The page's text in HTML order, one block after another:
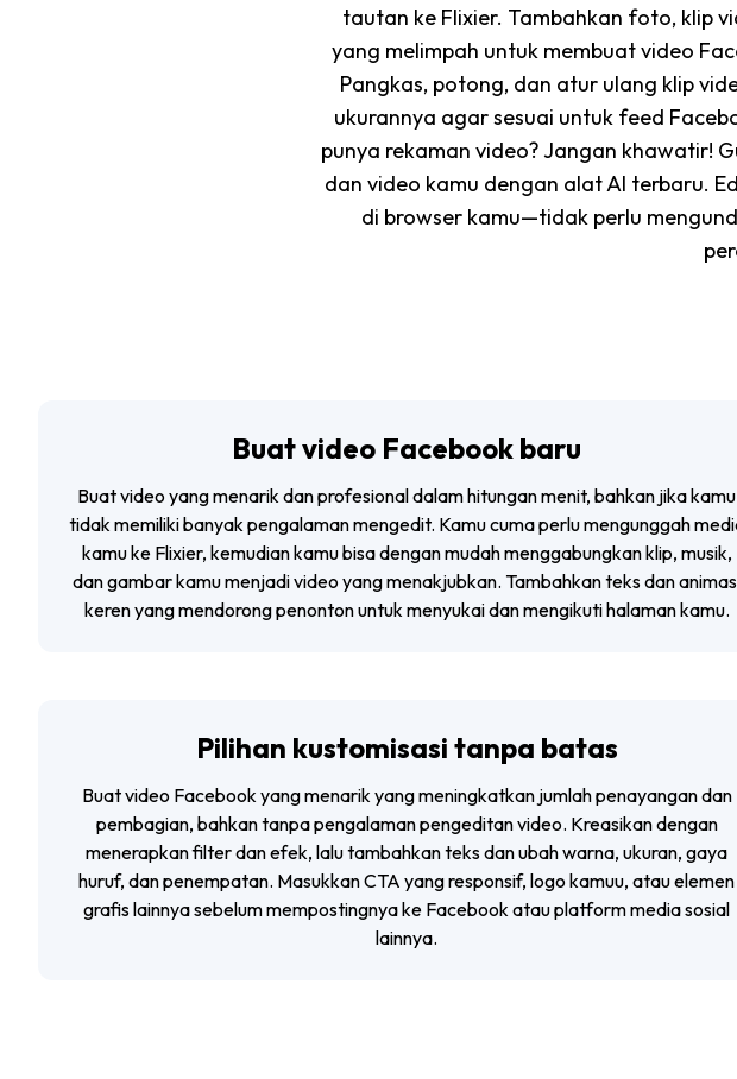
tautan ke Flixier. Tambahkan foto, klip
yang melimpah untuk membuat video
Pangkas, potong, dan atur ulang klip
ukurannya agar sesuai untuk feed
punya rekaman video? Jangan khawatir!
dan video kamu dengan alat AI terbaru.
di browser kamu—tidak perlu
Buat video Facebook baru
Buat video yang menarik dan profesional dalam hitungan menit, bahkan jika kamu
tidak memiliki banyak pengalaman mengedit. Kamu cuma perlu mengunggah
kamu ke Flixier, kemudian kamu bisa dengan mudah menggabungkan klip, musik,
dan gambar kamu menjadi video yang menakjubkan. Tambahkan teks dan
keren yang mendorong penonton untuk menyukai dan mengikuti halaman kamu.
Pilihan kustomisasi tanpa batas
Buat video Facebook yang menarik yang meningkatkan jumlah penayangan dan
pembagian, bahkan tanpa pengalaman pengeditan video. Kreasikan dengan
menerapkan filter dan efek, lalu tambahkan teks dan ubah warna, ukuran, gaya
huruf, dan penempatan. Masukkan CTA yang responsif, logo kamuu, atau elemen
grafis lainnya sebelum mempostingnya ke Facebook atau platform media sosial
lainnya.